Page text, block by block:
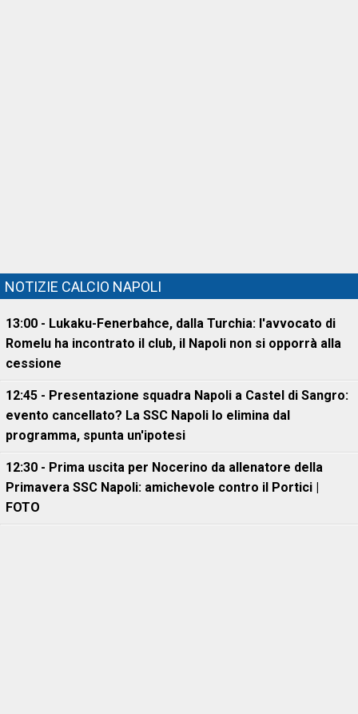
NOTIZIE CALCIO NAPOLI
13:00 - Lukaku-Fenerbahce, dalla Turchia: l'avvocato di
Romelu ha incontrato il club, il Napoli non si opporrà alla
cessione
12:45 - Presentazione squadra Napoli a Castel di Sangro:
evento cancellato? La SSC Napoli lo elimina dal
programma, spunta un'ipotesi
12:30 - Prima uscita per Nocerino da allenatore della
Primavera SSC Napoli: amichevole contro il Portici |
FOTO